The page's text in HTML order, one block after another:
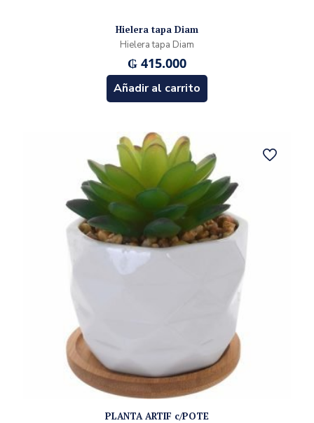
Hielera tapa Diam
Hielera tapa Diam
₲ 415.000
Añadir al carrito
PLANTA ARTIF c/POTE